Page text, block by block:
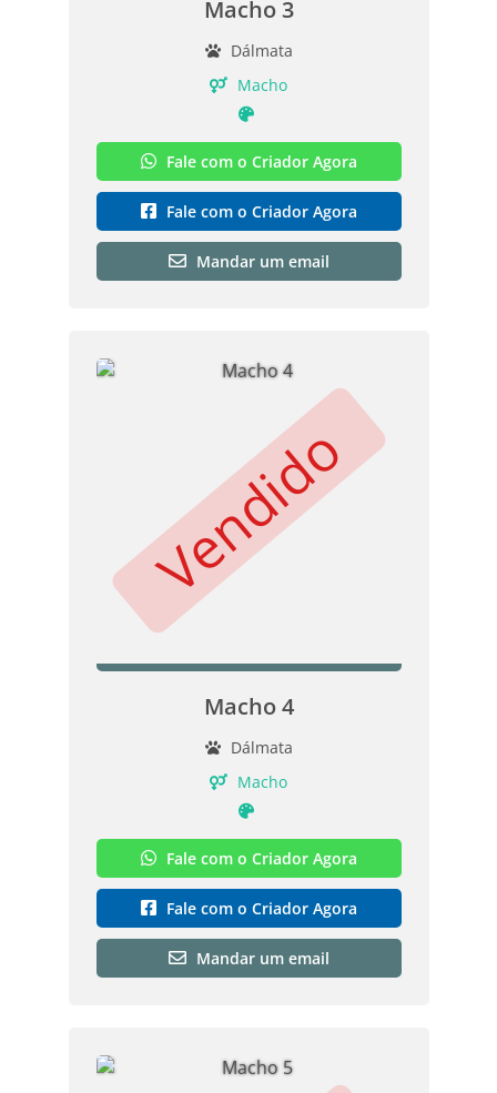
Macho 3
Dálmata
Macho
Fale com o Criador Agora
Fale com o Criador Agora
Mandar um email
Vendido
Macho 4
Dálmata
Macho
Fale com o Criador Agora
Fale com o Criador Agora
Mandar um email